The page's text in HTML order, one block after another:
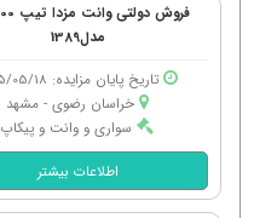
مدل1389
تاریخ پایان مزایده: 1405/05/18
خراسان رضوی - مشهد
سواری و وانت و پیکاپ
اطلاعات بیشتر